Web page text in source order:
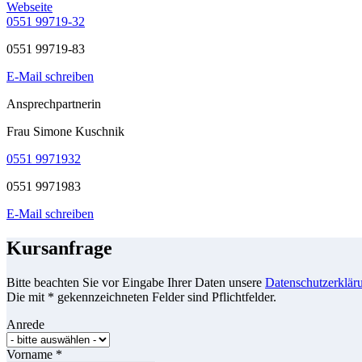
Webseite
0551 99719-32
0551 99719-83
E-Mail schreiben
Ansprechpartnerin
Frau Simone Kuschnik
0551 9971932
0551 9971983
E-Mail schreiben
Kursanfrage
Bitte beachten Sie vor Eingabe Ihrer Daten unsere
Die mit * gekennzeichneten Felder sind Pflichtfelder.
Anrede
Vorname *